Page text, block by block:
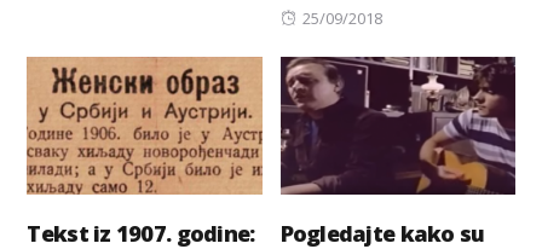
Posted
25/09/2018
Tekst iz 1907. godine:
Pogledajte kako su